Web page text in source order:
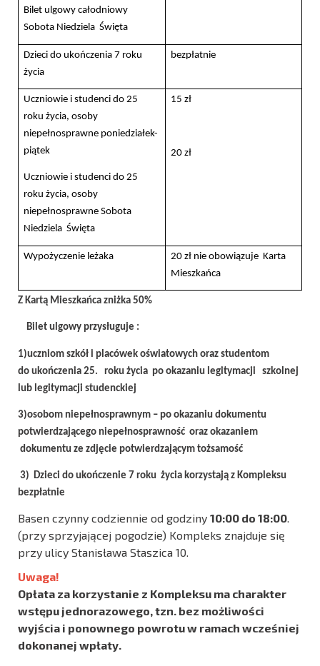
Bilet ulgowy całodniowy
Sobota Niedziela Święta
Dzieci do ukończenia 7 roku
życia
bezpłatnie
Uczniowie i studenci do 25
roku życia, osoby
niepełnosprawne poniedziałek-
piątek
Uczniowie i studenci do 25
roku życia, osoby
niepełnosprawne Sobota
Niedziela Święta
15 zł
20 zł
Wypożyczenie leżaka
20 zł nie obowiązuje Karta
Mieszkańca
Z Kartą Mieszkańca zniżka 50%
Bilet ulgowy przysługuje :
1)uczniom szkół i placówek oświatowych oraz studentom
do ukończenia 25. roku życia po okazaniu legitymacji
szkolnej
lub legitymacji studenckiej
3)osobom niepełnosprawnym – po okazaniu dokumentu
potwierdzającego niepełnosprawność oraz okazaniem
dokumentu ze zdjęcie potwierdzającym tożsamość
3) Dzieci do ukończenie 7 roku życia korzystają z Kompleksu
bezpłatnie
Basen czynny codziennie od godziny 10:00 do 18:00
(przy sprzyjającej pogodzie) Kompleks znajduje się
przy ulicy Stanisława Staszica 10.
Uwaga!
Opłata za korzystanie z Kompleksu ma charakter
wstępu jednorazowego, tzn. bez możliwości
wyjścia i ponownego powrotu w ramach wcześniej
dokonanej wpłaty.